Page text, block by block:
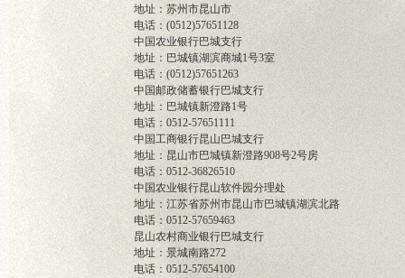
地址：苏州市昆山市
电话：(0512)57651128
中国农业银行巴城支行
地址：巴城镇湖滨商城1号3室
电话：(0512)57651263
中国邮政储蓄银行巴城支行
地址：巴城镇新澄路1号
电话：0512-57651111
中国工商银行昆山巴城支行
地址：昆山市巴城镇新澄路908号2号房
电话：0512-36826510
中国农业银行昆山软件园分理处
地址：江苏省苏州市昆山市巴城镇湖滨北路
电话：0512-57659463
昆山农村商业银行巴城支行
地址：景城南路272
电话：0512-57654100